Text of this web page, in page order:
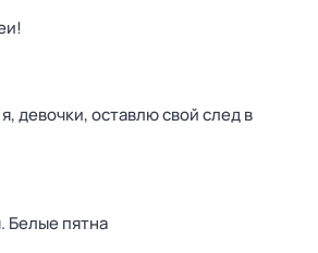
девочки, оставлю свой след в
Белые пятна